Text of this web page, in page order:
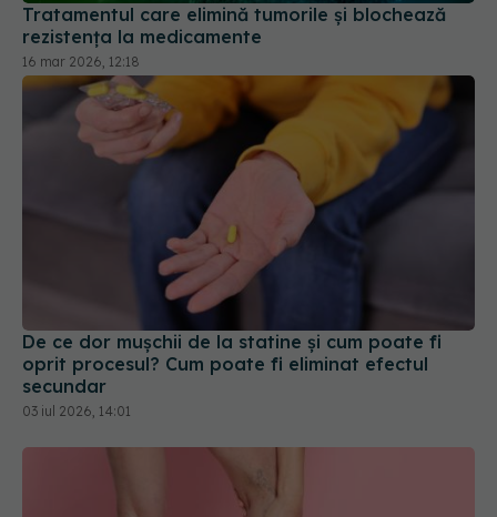
16 mar 2026, 12:18
De ce dor mușchii de la statine și cum poate fi
oprit procesul? Cum poate fi eliminat efectul
secundar
03 iul 2026, 14:01